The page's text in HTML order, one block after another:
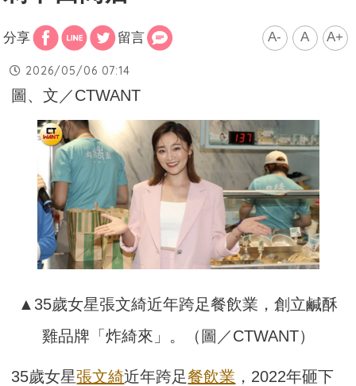
分享 留言 A- A A+
2026/05/06 07:14
圖、文／CTWANT
▲35歲女星張文綺近年跨足餐飲業，創立鹹酥
雞品牌「炸綺來」。（圖／CTWANT）
35歲女星張文綺近年跨足餐飲業 ，2022年砸下